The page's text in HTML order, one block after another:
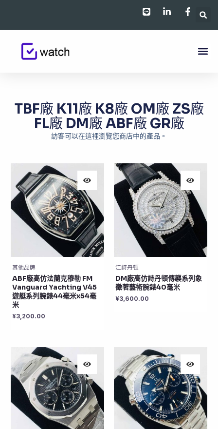
TBF廠 K11廠 K8廠 OM廠 ZS廠
FL廠 DM廠 ABF廠 GR廠
訪客可以在這裡瀏覽您商店中的產品。
其他品牌
ABF廠高仿法蘭克穆勒 FM
Vanguard Yachting V45
遊艇系列腕錶44毫米x54毫
米
¥3,200.00
江詩丹頓
DM廠高仿詩丹頓傳襲系列象
徵著藝術腕錶40毫米
¥3,600.00